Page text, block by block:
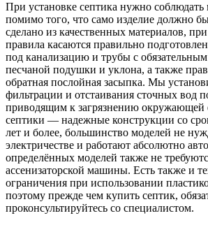
При установке септика нужно
помимо того, что само изделие должно
сделано из качественных материалов,
правила касаются правильно
под канализацию и трубы с
песчаной подушки и уклона, а также
обратная послойная засыпка. Мы
фильтрации и отстаивания сточных вод
приводящим к загрязнению окружающей
септики — надежные конструкции со
лет и более, большинство моделей не
электричестве и работают абсолютно
определённых моделей также не
ассенизаторской машины. Есть также и
ограничения при использовании
поэтому прежде чем купить септик,
проконсультируйтесь со специалистом.